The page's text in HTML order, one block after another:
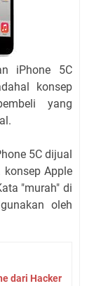
iPhone 5C
konsep
yang
5C dijual
Apple
"murah" di
oleh
dari Hacker